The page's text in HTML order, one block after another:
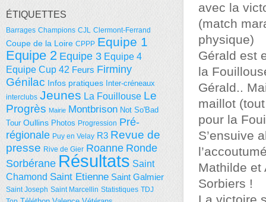
avec la
(match
physique)
Gérald est
la
Gérald..
maillot
pour la
S’ensuive
Mathilde et
Sorbiers !
ÉTIQUETTES
Barrages Champions CJL Clermont-Ferrand
Coupe de la Loire CPPP Equipe 1
Equipe 2 Equipe 3 Equipe 4
Equipe Cup 42 Feurs Firminy
Génilac Infos pratiques Inter-créneaux
interclubs Jeunes La Fouillouse Le
Progrès Mairie Montbrison Not So'Bad
Tour Oullins Photos Progression Pré-
régionale Puy en Velay R3 Revue de
presse Rive de Gier Roanne Ronde
Sorbérane Résultats Saint
Chamond Saint Etienne Saint Galmier
Saint Joseph Saint Marcellin Statistiques TDJ